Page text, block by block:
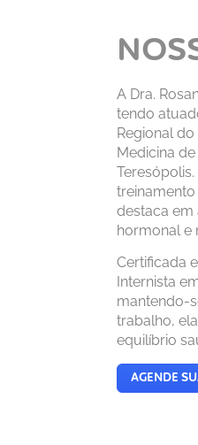
A Dra.
tendo
Regional
Medicina
destaca em
hormonal e
Certificada
Internista
mantendo-
trabalho,
equilíbrio
AGENDE